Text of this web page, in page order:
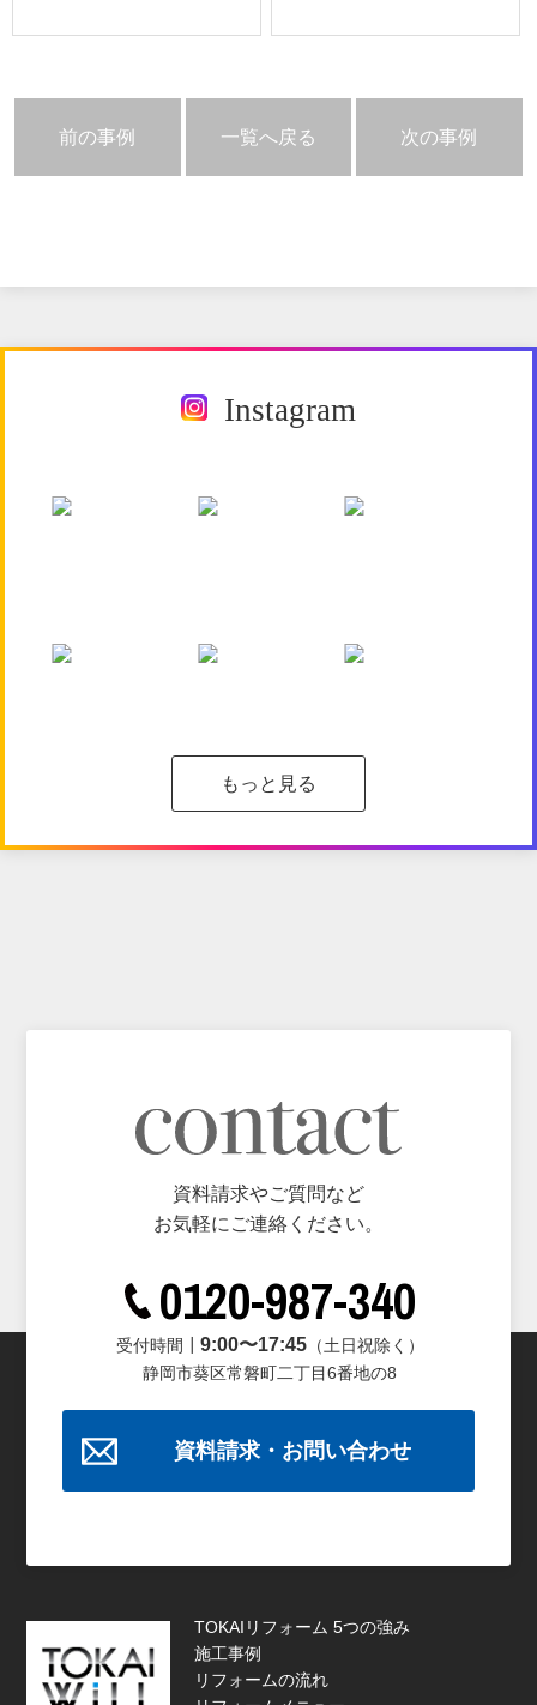
前の事例 一覧へ戻る 次の事例
Instagram
もっと見る
資料請求やご質問など
お気軽にご連絡ください。
0120-987-340
受付時間┃ 9:00〜17:45（土日祝除く）
静岡市葵区常磐町二丁目6番地の8
資料請求・お問い合わせ
TOKAIリフォーム 5つの強み
施工事例
リフォームの流れ